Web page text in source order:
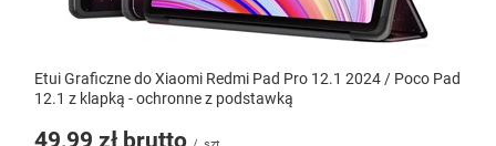
Etui Graficzne do Xiaomi Redmi Pad Pro 12.1 2024 / Poco Pad
12.1 z klapką - ochronne z podstawką